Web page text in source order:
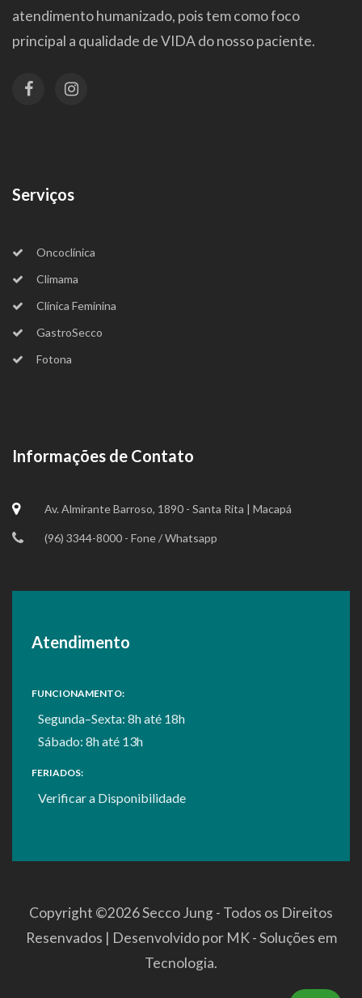
atendimento humanizado, pois tem como foco
principal a qualidade de VIDA do nosso paciente.
Serviços
Oncoclínica
Climama
Clínica Feminina
GastroSecco
Fotona
Informações de Contato
Av. Almirante Barroso, 1890 - Santa Rita | Macapá
(96) 3344-8000 - Fone / Whatsapp
Atendimento
FUNCIONAMENTO:
Segunda–Sexta: 8h até 18h
Sábado: 8h até 13h
FERIADOS:
Verificar a Disponibilidade
Copyright ©2026 Secco Jung - Todos os Direitos
Resenvados | Desenvolvido por MK - Soluções em
Tecnologia.